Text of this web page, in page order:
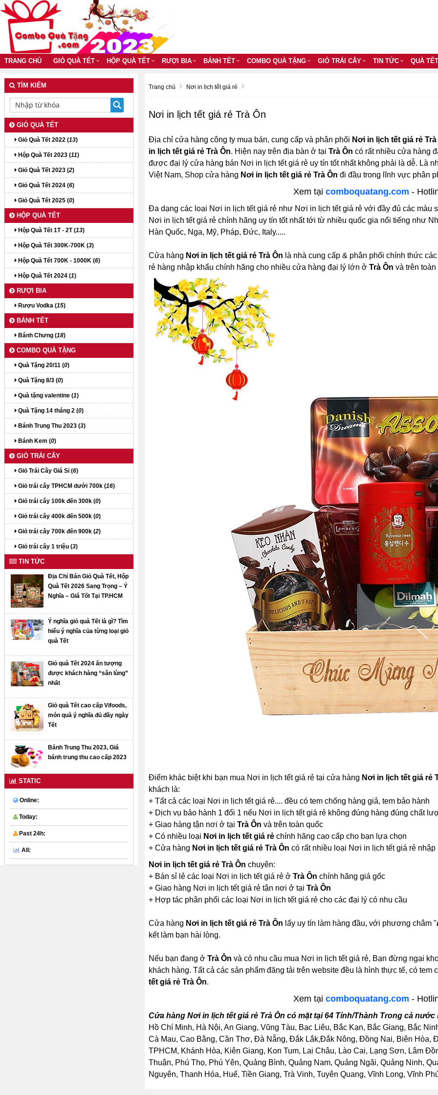
TRANG CHỦ GIỎ QUÀ TẾT HỘP QUÀ TẾT RƯỢI BIA BÁNH TẾT COMBO QUÀ TẶNG GIỎ TRÁI CÂY TIN TỨC QUÀ TẾT
Trang chủ Nơi in lịch tết giá rẻ
Nơi in lịch tết giá rẻ Trà Ôn
Địa chỉ cửa hàng công ty mua bán, cung cấp và phân phối Nơi in lịch tết giá rẻ Trà
in lịch tết giá rẻ Trà Ôn. Hiện nay trên địa bàn ở tại Trà Ôn có rất nhiều cửa hàng
được đại lý cửa hàng bán Nơi in lịch tết giá rẻ uy tín tốt nhất không phải là dễ. Là
Việt Nam, Shop cửa hàng Nơi in lịch tết giá rẻ Trà Ôn đi đầu trong lĩnh vực phân
Xem tạicomboquatang.com -
Đa dạng các loại Nơi in lịch tết giá rẻ như Nơi in lịch tết giá rẻ với đầy đủ các màu
Nơi in lịch tết giá rẻ chính hãng uy tín tốt nhất tới từ nhiều quốc gia nổi tiếng như
Hàn Quốc, Nga, Mỹ, Pháp, Đức, Italy.....
Cửa hàng Nơi in lịch tết giá rẻ Trà Ôn là nhà cung cấp & phân phối chính thức
rẻ hàng nhập khẩu chính hãng cho nhiều cửa hàng đại lý lớn ở Trà Ôn và trên
Điểm khác biệt khi bạn mua Nơi in lịch tết giá rẻ tại cửa hàng Nơi in lịch tết giá rẻ
khách là:
+ Tất cả các loại Nơi in lịch tết giá rẻ.... đều có tem chống hàng giả, tem bảo hành
+ Dịch vụ bảo hành 1 đổi 1 nếu Nơi in lịch tết giá rẻ không đúng hàng đúng chất
+ Giao hàng tận nơi ở tại Trà Ôn và trên toàn quốc
+ Có nhiều loại Nơi in lịch tết giá rẻchính hãng cao cấp cho bạn lựa chọn
+ Cửa hàng Nơi in lịch tết giá rẻ Trà Ôn có rất nhiều loại Nơi in lịch tết giá rẻ
Nơi in lịch tết giá rẻ Trà Ôn chuyên:
+ Bán sỉ lẻ các loại Nơi in lịch tết giá rẻ ở Trà Ôn chính hãng giá gốc
+ Giao hàng Nơi in lịch tết giá rẻ tận nơi ở tại Trà Ôn
+ Hợp tác phân phối các loại Nơi in lịch tết giá rẻ cho các đại lý có nhu cầu
Cửa hàng Nơi in lịch tết giá rẻ Trà Ôn lấy uy tín làm hàng đầu, với phương châm "
kết làm bạn hài lòng.
Nếu bạn đang ở Trà Ôn và có nhu cầu mua Nơi in lịch tết giá rẻ, Bạn đừng ngại
khách hàng. Tất cả các sản phẩm đăng tải trên website đều là hình thực tế, có
tết giá rẻ Trà Ôn.
Xem tạicomboquatang.com -
Cửa hàng Nơi in lịch tết giá rẻ Trà Ôn có mặt tại 64 Tỉnh/Thành Trong cả nước
Hồ Chí Minh, Hà Nội, An Giang, Vũng Tàu, Bạc Liêu, Bắc Kạn, Bắc Giang, Bắc
Cà Mau, Cao Bằng, Cần Thơ, Đà Nẵng, Đắk Lắk,Đắk Nông, Đồng Nai, Biên Hòa,
TPHCM, Khánh Hòa, Kiên Giang, Kon Tum, Lai Châu, Lào Cai, Lạng Sơn, Lâm
Thuận, Phú Thọ, Phú Yên, Quảng Bình, Quảng Nam, Quảng Ngãi, Quảng Ninh,
Nguyên, Thanh Hóa, Huế, Tiền Giang, Trà Vinh, Tuyên Quang, Vĩnh Long, Vĩnh
TÌM KIẾM
GIỎ QUÀ TẾT
Giỏ Quà Tết 2022 (13)
Hộp Quà Tết 2023 (11)
Giỏ Quà Tết 2023 (2)
Giỏ Quà Tết 2024 (6)
Giỏ Quà Tết 2025 (0)
HỘP QUÀ TẾT
Hộp Quà Tết 1T - 2T (13)
Hộp Quà Tết 300K-700K (3)
Hộp Quà Tết 700K - 1000K (6)
Hộp Quà Tết 2024 (1)
RƯỢI BIA
Rượu Vodka (15)
BÁNH TẾT
Bánh Chưng (18)
COMBO QUÀ TẶNG
Quà Tặng 20/11 (0)
Quà Tặng 8/3 (0)
Quà tặng valentine (1)
Quà Tặng 14 tháng 2 (0)
Bánh Trung Thu 2023 (3)
Bánh Kem (0)
GIỎ TRÁI CÂY
Giỏ Trái Cây Giá Sỉ (6)
Giỏ trái cây TPHCM dưới 700k (16)
Giỏ trái cây 100k đến 300k (0)
Giỏ trái cây 400k đến 500k (0)
Giỏ trái cây 700k đến 900k (2)
Giỏ trái cây 1 triệu (3)
TIN TỨC
Địa Chỉ Bán Giỏ Quà Tết, Hộp
Quà Tết 2026 Sang Trọng – Ý
Nghĩa – Giá Tốt Tại TP.HCM
Ý nghĩa giỏ quà Tết là gì? Tìm
hiểu ý nghĩa của từng loại giỏ
quà Tết
Giỏ quà Tết 2024 ấn tượng
được khách hàng “săn lùng”
nhất
Giỏ quà Tết cao cấp Vifoods,
món quà ý nghĩa đủ đầy ngày
Tết
Bánh Trung Thu 2023, Giá
bánh trung thu cao cấp 2023
STATIC
Online:
Today:
Past 24h:
All: